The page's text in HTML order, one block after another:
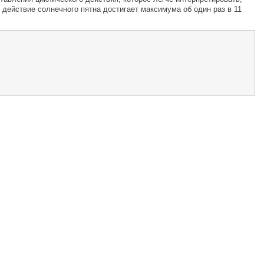
солнечного пятна достигает максимума об один раз в 11